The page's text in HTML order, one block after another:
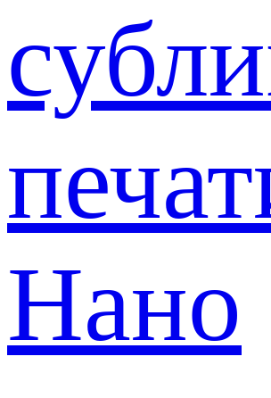
Нано